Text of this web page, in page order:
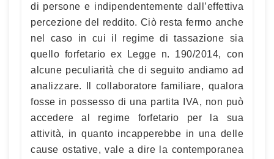
di persone e indipendentemente dall’effettiva
percezione del reddito. Ciò resta fermo anche
nel caso in cui il regime di tassazione sia
quello forfetario ex Legge n. 190/2014, con
alcune peculiarità che di seguito andiamo ad
analizzare. Il collaboratore familiare, qualora
fosse in possesso di una partita IVA, non può
accedere al regime forfetario per la sua
attività, in quanto incapperebbe in una delle
cause ostative, vale a dire la contemporanea